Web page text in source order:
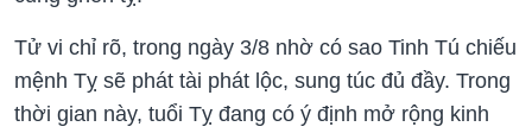
Tử vi chỉ rõ, trong ngày 3/8 nhờ có sao Tinh Tú chiếu
mệnh Tỵ sẽ phát tài phát lộc, sung túc đủ đầy. Trong
thời gian này, tuổi Tỵ đang có ý định mở rộng kinh